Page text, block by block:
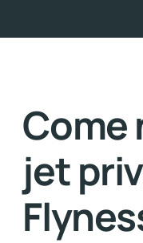
Come
jet